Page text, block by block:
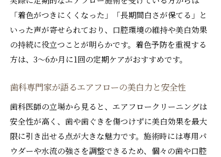
「着色がつきにくくなった」「長期間白さが保てる」と
いった声が寄せられており、口腔環境の維持や美白効果
の持続に役立つことが明らかです。着色予防を重視する
方は、3〜6か月に1回の定期ケアがおすすめです。
歯科専門家が語るエアフローの美白力と安全性
歯科医師の立場から見ると、エアフロークリーニングは
安全性が高く、歯や歯ぐきを傷つけずに美白効果を最大
限に引き出せる点が大きな魅力です。施術時には専用パ
ウダーや水流の強さを調整できるため、個々の歯や口腔